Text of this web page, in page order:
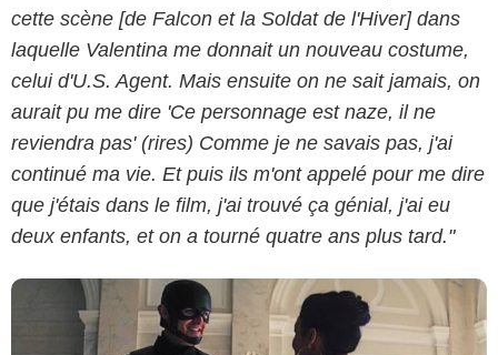
cette scène [de Falcon et la Soldat de l'Hiver] dans
laquelle Valentina me donnait un nouveau costume,
celui d'U.S. Agent. Mais ensuite on ne sait jamais, on
aurait pu me dire 'Ce personnage est naze, il ne
reviendra pas' (rires) Comme je ne savais pas, j'ai
continué ma vie. Et puis ils m'ont appelé pour me dire
que j'étais dans le film, j'ai trouvé ça génial, j'ai eu
deux enfants, et on a tourné quatre ans plus tard."
Marvel Studios